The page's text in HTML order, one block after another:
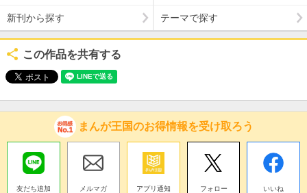
新刊から探す テーマで探す
この作品を共有する
まんが王国のお得情報を受け取ろう
友だち追加
メルマガ アプリ通知 フォロー いいね